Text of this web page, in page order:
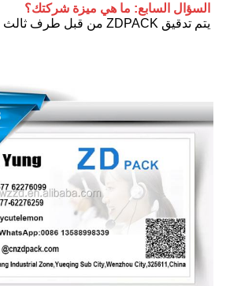
السؤال السابع: ما هي ميزة شركتك؟
يتم تدقيق ZDPACK من قبل طرف ثالث TUV.